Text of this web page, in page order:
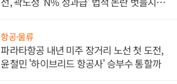
항공·물류
파라타항공 내년 미주 장거리 노선 첫 도전,
윤철민 '하이브리드 항공사' 승부수 통할까